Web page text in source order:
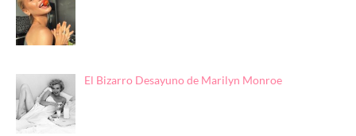
El Bizarro Desayuno de Marilyn Monroe